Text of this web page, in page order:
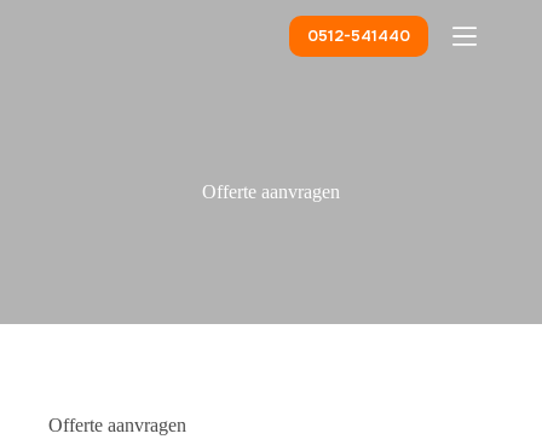
0512-541440
Offerte aanvragen
Offerte aanvragen